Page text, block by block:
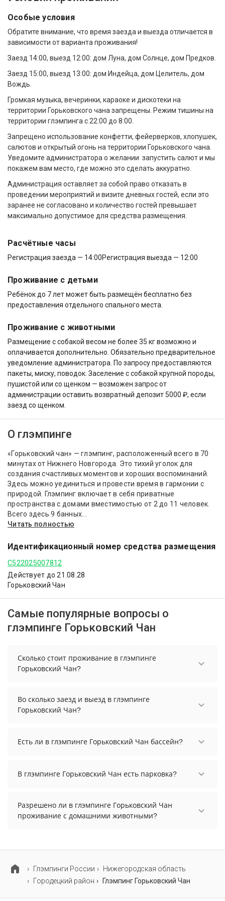
Особые условия
Обратите внимание, что время заезда и выезда отличается в
зависимости от варианта проживания!
Заезд 14:00, выезд 12:00: дом Луна, дом Солнце, дом Предков.
Заезд 15:00, выезд 13:00: дом Индейца, дом Целитель, дом
Вождь.
Громкая музыка, вечеринки, караоке и дискотеки на
территории Горьковского чана запрещены. Режим тишины на
территории глэмпинга с 22:00 до 8:00.
Запрещено использование конфетти, фейерверков, хлопушек,
салютов и открытый огонь на территории Горьковского чана.
Уведомите администратора о желании запустить салют и мы
покажем вам место, где можно это сделать аккуратно.
Администрация оставляет за собой право отказать в
проведении мероприятий и визите дневных гостей, если это
заранее не согласовано и количество гостей превышает
максимально допустимое для средства размещения.
Расчётные часы
Регистрация заезда — 14:00Регистрация выезда — 12:00
Проживание с детьми
Ребёнок до 7 лет может быть размещён бесплатно без
предоставления отдельного спального места.
Проживание с животными
Размещение с собакой весом не более 35 кг возможно и
оплачивается дополнительно. Обязательно предварительное
уведомление администратора. По запросу предоставляются
пакеты, миску, поводок. Заселение с собакой крупной породы,
пушистой или со щенком — возможен запрос от
администрации оставить возвратный депозит 5000 ₽, если
заезд со щенком.
О глэмпинге
«Горьковский чан» — глэмпинг, расположенный всего в 70
минутах от Нижнего Новгорода. Это тихий уголок для
создания счастливых моментов и хороших воспоминаний.
Здесь можно уединиться и провести время в гармонии с
природой. Глэмпинг включает в себя приватные
пространства с домами вместимостью от 2 до 11 человек.
Всего здесь 9 банных...
Читать полностью
Идентификационный номер средства размещения
С522025007812
Действует до 21.08.28
Горьковский Чан
Самые популярные вопросы о
глэмпинге Горьковский Чан
Сколько стоит проживание в глэмпинге
Горьковский Чан?
Чан начинается от 9000 рублей. Чтобы увидеть
актуальные цены на проживание, выберите
Во сколько заезд и выезд в глэмпинге
Горьковский Чан?
осуществить до 12:00.
Есть ли в глэмпинге Горьковский Чан бассейн?
В глэмпинге Горьковский Чан есть парковка?
Разрешено ли в глэмпинге Горьковский Чан
проживание с домашними животными?
Глэмпинги России
Нижегородская область
Городецкий район
Глэмпинг Горьковский Чан